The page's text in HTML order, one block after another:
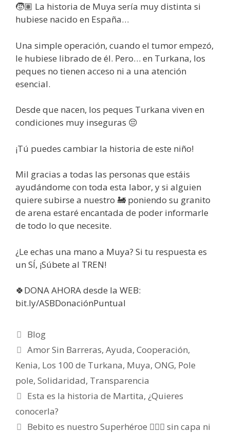
🧒🏽 La historia de Muya sería muy distinta si
hubiese nacido en España…
Una simple operación, cuando el tumor empezó,
le hubiese librado de él. Pero… en Turkana, los
peques no tienen acceso ni a una atención
esencial.
Desde que nacen, los peques Turkana viven en
condiciones muy inseguras 😔
¡Tú puedes cambiar la historia de este niño!
Mil gracias a todas las personas que estáis
ayudándome con toda esta labor, y si alguien
quiere subirse a nuestro 🚂 poniendo su granito
de arena estaré encantada de poder informarle
de todo lo que necesite.
¿Le echas una mano a Muya? Si tu respuesta es
un SÍ, ¡Súbete al TREN!
🍀DONA AHORA desde la WEB:
bit.ly/ASBDonaciónPuntual
Blog
Amor Sin Barreras,Ayuda,Cooperación,
Kenia, Los 100 de Turkana, Muya, ONG, Pole
pole, Solidaridad, Transparencia
Esta es la historia de Martita, ¿Quieres
conocerla?
Bebito es nuestro Superhéroe 🦸🏽‍♂️ sin capa ni